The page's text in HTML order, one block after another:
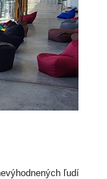
ľudí